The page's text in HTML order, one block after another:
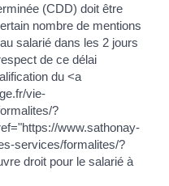
(CDD) doit être
nombre de mentions
salarié dans les 2 jours
de ce délai
du <a
vie-
?
www.sathonay-
services/formalites/?
droit pour le salarié à